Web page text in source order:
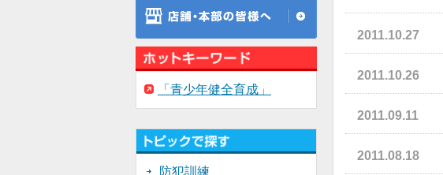
「青少年健全育成」
防犯訓練
2011.10.27
2011.10.26
2011.09.11
2011.08.18